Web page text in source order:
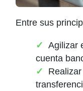
Entre sus
Agilizar
cuenta